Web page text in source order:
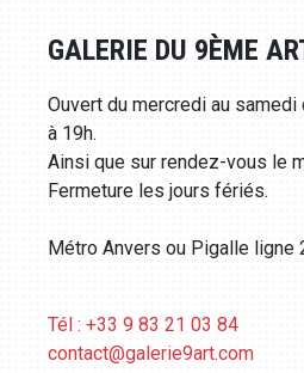
GALERIE DU 9ÈME
Ouvert du mercredi au
à 19h.
Ainsi que sur rendez-vous le
Fermeture les jours fériés.
Métro Anvers ou Pigalle ligne
Tél : +33 9 83 21 03 84
contact@galerie9art.com